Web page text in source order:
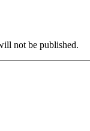
not be published.